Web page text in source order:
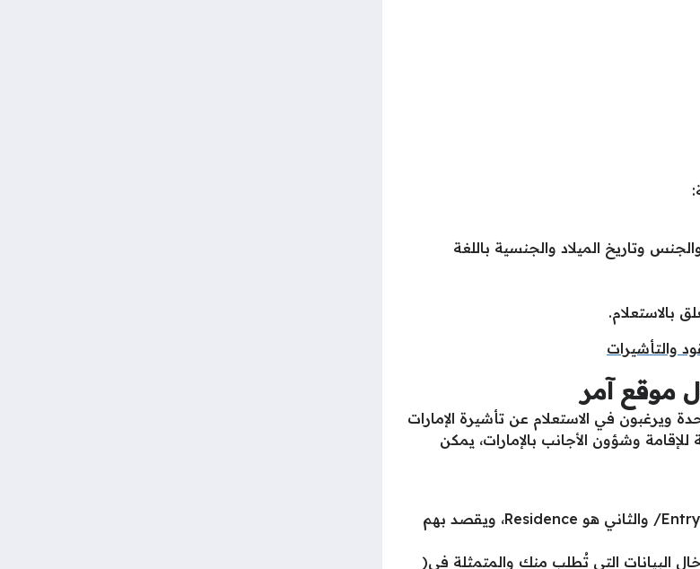
وتاريخ الميلاد والجنسية باللغة
بالاستعلام.
والتأشيرات
موقع آمر
ويرغبون في الاستعلام عن تأشيرة الإمارات
للإقامة وشؤون الأجانب بالإمارات، يمكن
هناك خياران سوف يظهروا بعد الدخول، الأول Entry Permit/ والثاني هو Residence، ويقصد بهم
البيانات التي تُطلب منك والمتمثلة في(